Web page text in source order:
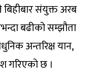
संयुक्त अरब
बढीको सम्झौता
अन्तरिक्ष यान,
गरिएको छ ।